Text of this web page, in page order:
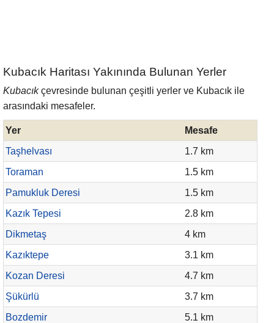
Kubacık Haritası Yakınında Bulunan Yerler
Kubacıkçevresinde bulunan çeşitli yerler ve Kubacık ile
arasındaki mesafeler.
Yer
Mesafe
Taşhelvası
1.7 km
Toraman
1.5 km
Pamukluk Deresi
1.5 km
Kazık Tepesi
2.8 km
Dikmetaş
4 km
Kazıktepe
3.1 km
Kozan Deresi
4.7 km
Şükürlü
3.7 km
Bozdemir
5.1 km